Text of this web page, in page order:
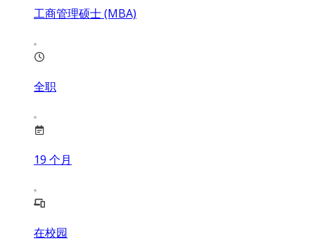
工商管理硕士 (MBA)
全职
19 个月
在校园